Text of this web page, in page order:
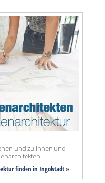
und zu Ihnen und
finden in Ingolstadt »